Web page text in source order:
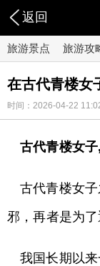
返回
旅游景点 旅游攻
在古代青楼女
时间：2026-04-22
古代青楼女
古代青楼女
邪，再者是为
我国长期以